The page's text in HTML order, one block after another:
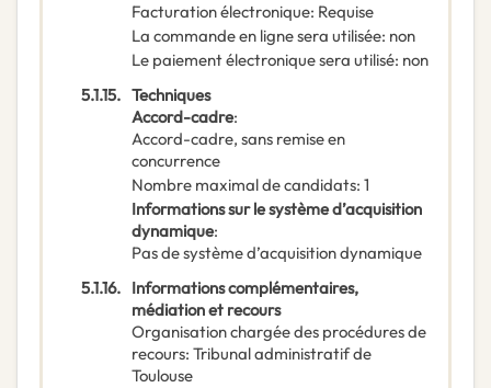
Facturation électronique: Requise
La commande en ligne sera utilisée: non
Le paiement électronique sera utilisé: non
5.1.15. Techniques
Accord-cadre:
Accord-cadre, sans remise en
concurrence
Nombre maximal de candidats: 1
Informations sur le système d’acquisition
dynamique:
Pas de système d’acquisition dynamique
5.1.16. Informations complémentaires,
médiation et recours
Organisation chargée des procédures de
recours: Tribunal administratif de
Toulouse